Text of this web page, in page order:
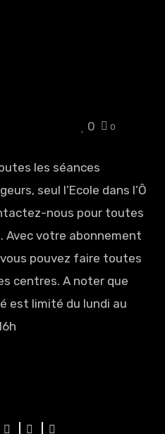
0
0
les séances
seul l’Ecole dans l’Ô
nous pour toutes
votre abonnement
pouvez faire toutes
centres. A noter que
est limité du lundi au